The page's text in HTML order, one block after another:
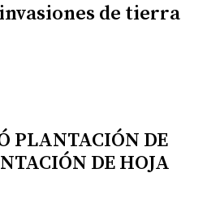
de tierra
PLANTACIÓN DE
DE HOJA